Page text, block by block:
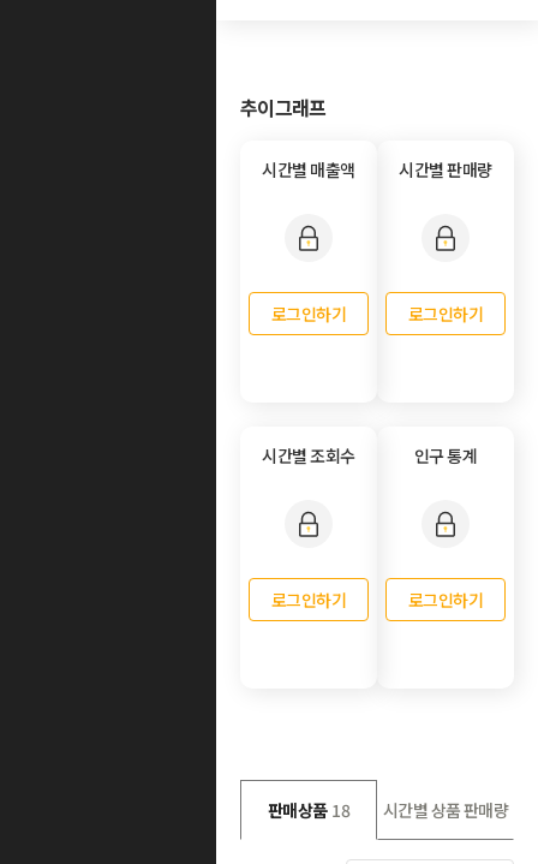
추이그래프
시간별 매출액
로그인하기
시간별 판매량
로그인하기
시간별 조회수
로그인하기
인구 통계
로그인하기
판매상품 18 시간별 상품 판매량